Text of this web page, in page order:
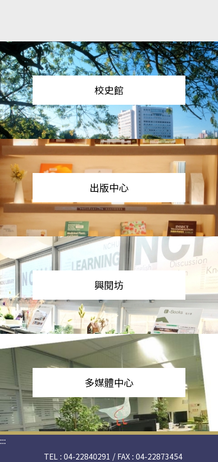
校史館
出版中心
興閱坊
多媒體中心
:::
TEL : 04-22840291 / FAX : 04-22873454